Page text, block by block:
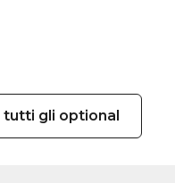
tutti gli optional